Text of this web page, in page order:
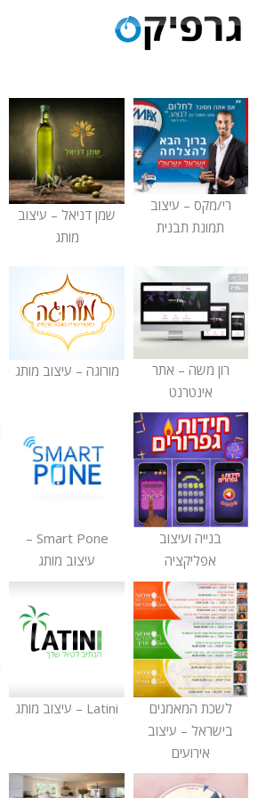
רי/מקס – עיצוב
תמונת תבנית
שמן דניאל – עיצוב
מותג
רון משה – אתר
אינטרנט
מורוגה – עיצוב מותג
בנייה ועיצוב
אפליקציה
Smart Pone –
עיצוב מותג
לשכת המאמנים
בישראל – עיצוב
אירועים
Latini – עיצוב מותג